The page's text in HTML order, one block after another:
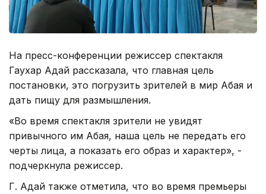
На пресс-конференции режиссер спектакля
Гаухар Адай рассказала, что главная цель
постановки, это погрузить зрителей в мир Абая и
дать пищу для размышления.
«Во время спектакля зрители не увидят
привычного им Абая, наша цель не передать его
черты лица, а показать его образ и характер», -
подчеркнула режиссер.
Г. Адай также отметила, что во время премьеры